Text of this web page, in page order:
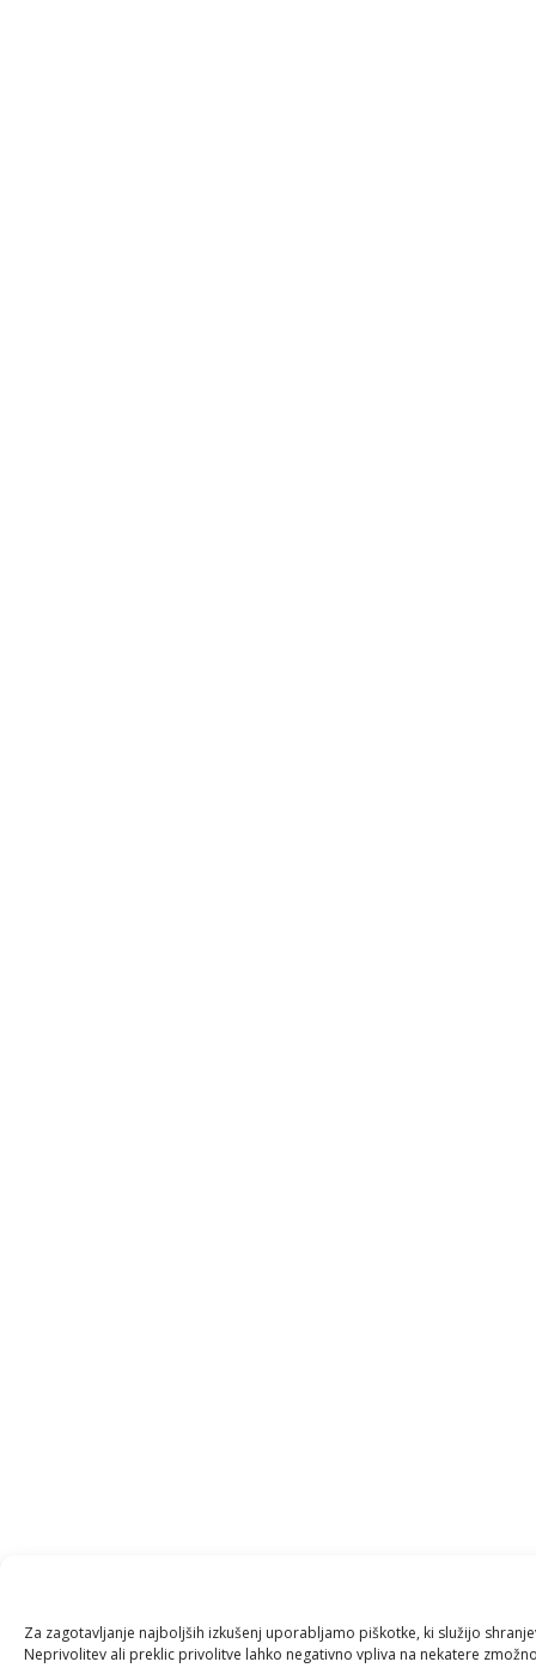
Za zagotavljanje najboljših izkušenj uporabljamo piškotke, ki služijo
Neprivolitev ali preklic privolitve lahko negativno vpliva na nekatere